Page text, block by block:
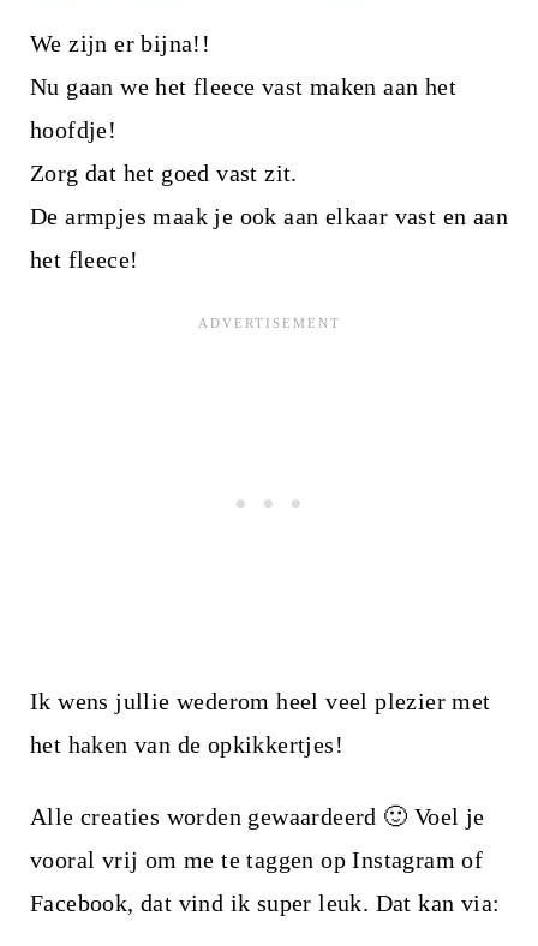
We zijn er bijna!!
Nu gaan we het fleece vast maken aan het
hoofdje!
Zorg dat het goed vast zit.
De armpjes maak je ook aan elkaar vast en aan
het fleece!
Ik wens jullie wederom heel veel plezier met
het haken van de opkikkertjes!
Alle creaties worden gewaardeerd 🙂 Voel je
vooral vrij om me te taggen op Instagram of
Facebook, dat vind ik super leuk. Dat kan via: